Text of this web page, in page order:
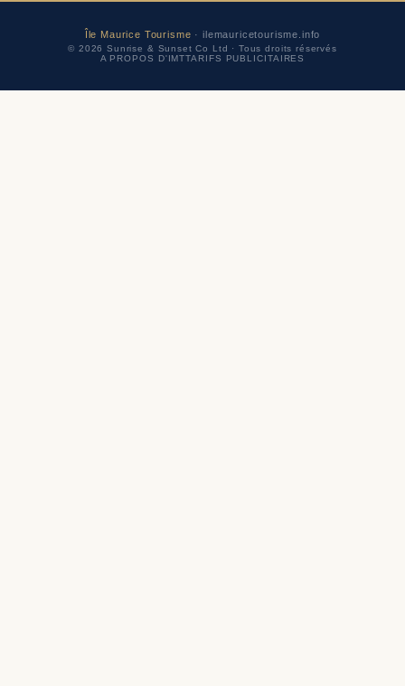
Île Maurice Tourisme · ilemauricetourisme.info
© 2026 Sunrise & Sunset Co Ltd · Tous droits réservés
A PROPOS D'IMTTARIFS PUBLICITAIRES